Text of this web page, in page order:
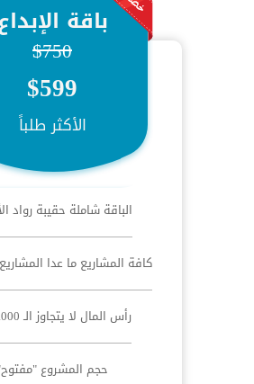
باقة
$750
$599
الأكثر طلباً
الباقة شاملة حقيبة رواد
كافة المشاريع ما عدا
رأس المال لا يتجاوز الـ 500.000$
حجم المشروع